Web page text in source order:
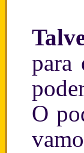
para
O